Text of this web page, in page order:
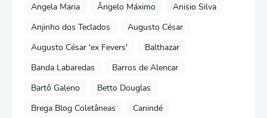
Angela Maria
Ângelo Máximo
Anisio Silva
Anjinho dos Teclados
Augusto César
Augusto César 'ex Fevers'
Balthazar
Banda Labaredas
Barros de Alencar
Bartô Galeno
Betto Douglas
Brega Blog Coletâneas
Canindé